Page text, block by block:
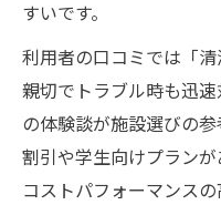
すいです。
利用者の口コミでは「
親切でトラブル時も迅
の体験談が施設選びの
割引や学生向けプランが
コストパフォーマンスの